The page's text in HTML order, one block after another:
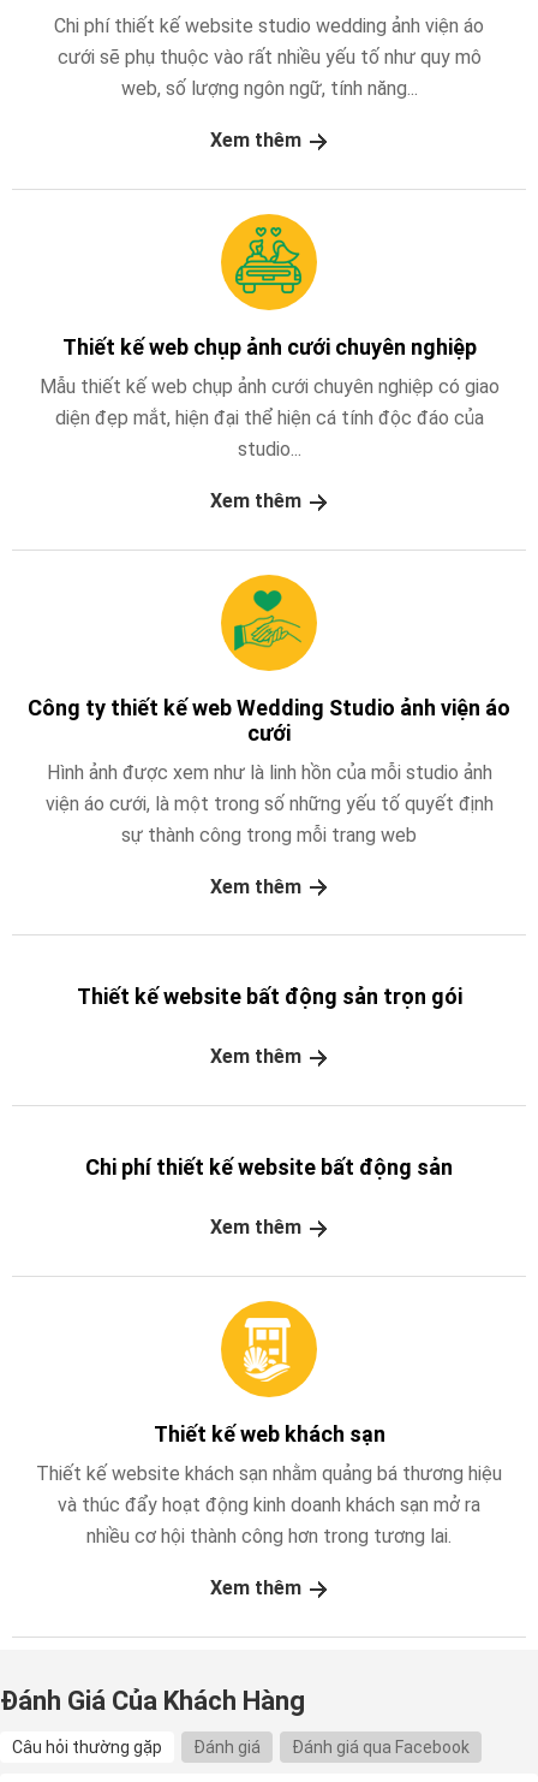
Chi phí thiết kế website studio wedding ảnh viện áo
cưới sẽ phụ thuộc vào rất nhiều yếu tố như quy mô
web, số lượng ngôn ngữ, tính năng...
Xem thêm
Thiết kế web chụp ảnh cưới chuyên nghiệp
Mẫu thiết kế web chụp ảnh cưới chuyên nghiệp có giao
diện đẹp mắt, hiện đại thể hiện cá tính độc đáo của
studio...
Xem thêm
Công ty thiết kế web Wedding Studio ảnh viện áo
cưới
Hình ảnh được xem như là linh hồn của mỗi studio ảnh
viện áo cưới, là một trong số những yếu tố quyết định
sự thành công trong mỗi trang web
Xem thêm
Thiết kế website bất động sản trọn gói
Xem thêm
Chi phí thiết kế website bất động sản
Xem thêm
Thiết kế web khách sạn
Thiết kế website khách sạn nhằm quảng bá thương hiệu
và thúc đẩy hoạt động kinh doanh khách sạn mở ra
nhiều cơ hội thành công hơn trong tương lai.
Xem thêm
Đánh Giá Của Khách Hàng
Câu hỏi thường gặp Đánh giá Đánh giá qua Facebook